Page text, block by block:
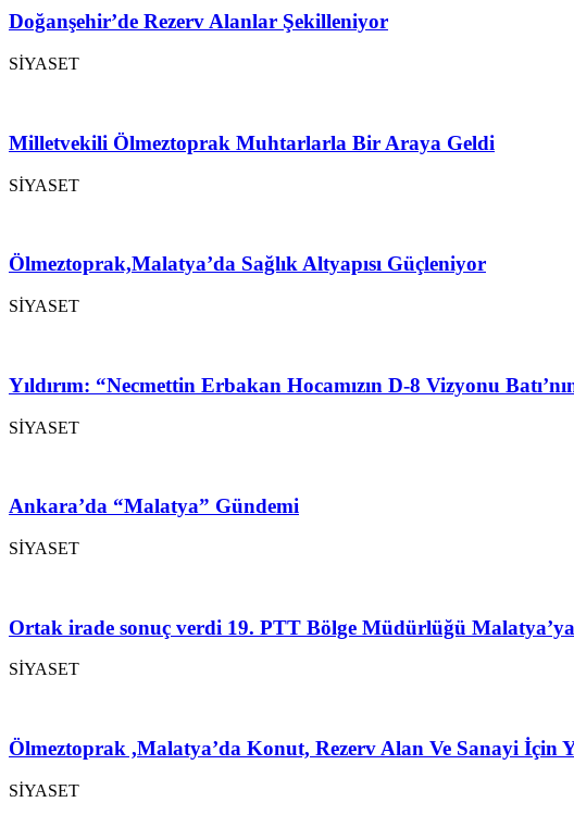
Doğanşehir’de Rezerv Alanlar Şekilleniyor
SİYASET
Milletvekili Ölmeztoprak Muhtarlarla Bir Araya Geldi
SİYASET
Ölmeztoprak,Malatya’da Sağlık Altyapısı Güçleniyor
SİYASET
Yıldırım: “Necmettin Erbakan Hocamızın D-8 Vizyonu
SİYASET
Ankara’da “Malatya” Gündemi
SİYASET
Ortak irade sonuç verdi 19. PTT Bölge Müdürlüğü Malatya’ya
SİYASET
Ölmeztoprak ,Malatya’da Konut, Rezerv Alan Ve Sanayi İçin
SİYASET